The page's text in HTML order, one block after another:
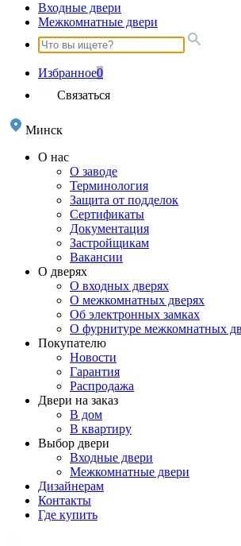
Входные двери
Межкомнатные двери
Избранное0
Связаться
Минск
О нас
О заводе
Терминология
Защита от подделок
Сертификаты
Документация
Застройщикам
Вакансии
О дверях
О входных дверях
О межкомнатных дверях
Об электронных замках
О фурнитуре межкомнатных
Покупателю
Новости
Гарантия
Распродажа
Двери на заказ
В дом
В квартиру
Выбор двери
Входные двери
Межкомнатные двери
Дизайнерам
Контакты
Где купить